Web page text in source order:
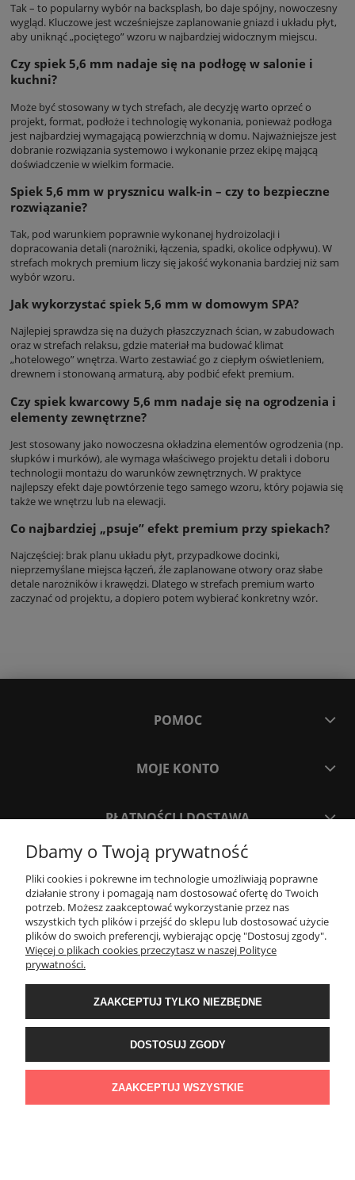
Tak – to popularny wybór na backsplash, bo daje spójny, nowoczesny
wygląd. Kluczowe jest wcześniejsze zaplanowanie gniazd i układu płyt,
aby uniknąć „pociętego” wzoru w najbardziej widocznym miejscu.
Czy spiek 5,6 mm nadaje się na podłogę w salonie i
kuchni?
Może być stosowany w tych strefach, ale decyzję warto oprzeć o
projekt, format, podłoże i technologię wykonania, ponieważ podłoga
jest najbardziej wymagającą powierzchnią w domu. Najważniejsze jest
dobranie rozwiązania systemowo i wykonanie przez ekipę mającą
doświadczenie w wielkim formacie.
Spiek 5,6 mm w prysznicu walk-in – czy to bezpieczne
rozwiązanie?
Tak, pod warunkiem poprawnie wykonanej hydroizolacji i
dopracowania detali (narożniki, łączenia, spadki, okolice odpływu). W
strefach mokrych premium liczy się jakość wykonania bardziej niż sam
wybór wzoru.
Jak wykorzystać spiek 5,6 mm w domowym SPA?
Najlepiej sprawdza się na dużych płaszczyznach ścian, w zabudowach
oraz w strefach relaksu, gdzie materiał ma budować klimat
„hotelowego” wnętrza. Warto zestawiać go z ciepłym oświetleniem,
drewnem i stonowaną armaturą, aby podbić efekt premium.
Czy spiek kwarcowy 5,6 mm nadaje się na ogrodzenia i
elementy zewnętrzne?
Jest stosowany jako nowoczesna okładzina elementów ogrodzenia (np.
słupków i murków), ale wymaga właściwego projektu detali i doboru
technologii montażu do warunków zewnętrznych. W praktyce
najlepszy efekt daje powtórzenie tego samego wzoru, który pojawia się
także we wnętrzu lub na elewacji.
Co najbardziej „psuje” efekt premium przy spiekach?
Najczęściej: brak planu układu płyt, przypadkowe docinki,
nieprzemyślane miejsca łączeń, źle zaplanowane otwory oraz słabe
detale narożników i krawędzi. Dlatego w strefach premium warto
zaczynać od projektu, a dopiero potem wybierać konkretny wzór.
POMOC
MOJE KONTO
PŁATNOŚCI I DOSTAWA
INFORMACJE
O NAS
e-mail:info@projectstone.pltel.536 989 800
Obserwuj nas na social media!
© 2011 PROJECTSTONE
Dbamy o Twoją prywatność
Pliki cookies i pokrewne im technologie umożliwiają poprawne
działanie strony i pomagają nam dostosować ofertę do Twoich
potrzeb. Możesz zaakceptować wykorzystanie przez nas
wszystkich tych plików i przejść do sklepu lub dostosować użycie
plików do swoich preferencji, wybierając opcję "Dostosuj zgody".
Więcej o plikach cookies przeczytasz w naszej Polityce
prywatności.
ZAAKCEPTUJ TYLKO NIEZBĘDNE
DOSTOSUJ ZGODY
ZAAKCEPTUJ WSZYSTKIE